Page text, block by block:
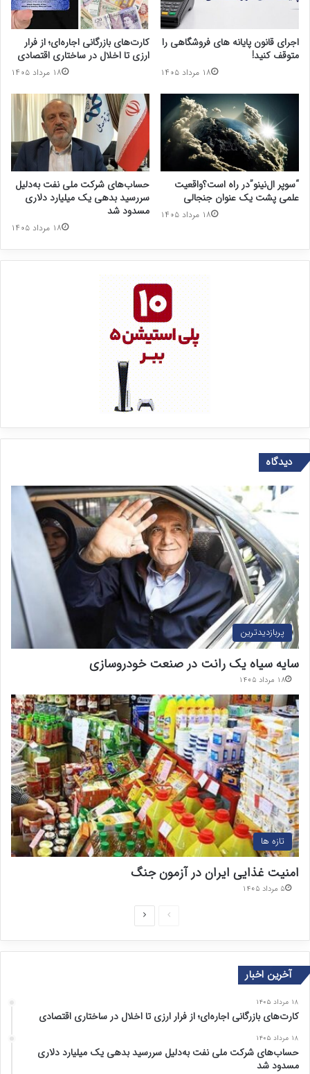
کارت‌های بازرگانی اجاره‌ای؛ از فرار
ارزی تا اخلال در ساختاری اقتصادی
۱۸ مرداد ۱۴۰۵
اجرای قانون پایانه های فروشگاهی را
متوقف کنید!
۱۸ مرداد ۱۴۰۵
حساب‌های شرکت ملی نفت به‌دلیل
سررسید بدهی یک میلیارد دلاری
مسدود شد
۱۸ مرداد ۱۴۰۵
“سوپر ال‌نینو”در راه است؟واقعیت
علمی پشت یک عنوان جنجالی
۱۸ مرداد ۱۴۰۵
دیدگاه
پربازدیدترین
سایه سیاه یک رانت در صنعت خودروسازی
۱۸ مرداد ۱۴۰۵
تازه ها
امنیت غذایی ایران در آزمون جنگ
۵ مرداد ۱۴۰۵
ح
ب
ی
ح
ع
ی
آخرین اخبار
۱۸ مرداد ۱۴۰۵
کارت‌های بازرگانی اجاره‌ای؛ از فرار ارزی تا اخلال در ساختاری اقتصادی
۱۸ مرداد ۱۴۰۵
حساب‌های شرکت ملی نفت به‌دلیل سررسید بدهی یک میلیارد دلاری
مسدود شد